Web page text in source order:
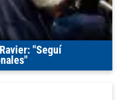
"Seguí